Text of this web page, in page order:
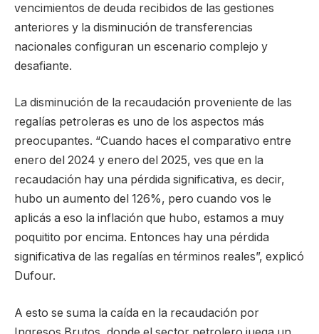
vencimientos de deuda recibidos de las gestiones
anteriores y la disminución de transferencias
nacionales configuran un escenario complejo y
desafiante.
La disminución de la recaudación proveniente de las
regalías petroleras es uno de los aspectos más
preocupantes. “Cuando haces el comparativo entre
enero del 2024 y enero del 2025, ves que en la
recaudación hay una pérdida significativa, es decir,
hubo un aumento del 126%, pero cuando vos le
aplicás a eso la inflación que hubo, estamos a muy
poquitito por encima. Entonces hay una pérdida
significativa de las regalías en términos reales”, explicó
Dufour.
A esto se suma la caída en la recaudación por